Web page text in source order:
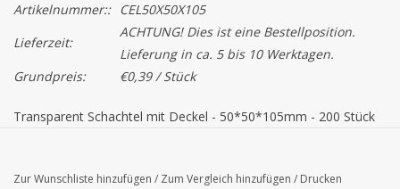
Artikelnummer::
CEL50X50X105
Lieferzeit:
ACHTUNG! Dies ist eine Bestellposition.
Lieferung in ca. 5 bis 10 Werktagen.
Grundpreis:
€0,39 / Stück
Transparent Schachtel mit Deckel - 50*50*105mm - 200 Stück
Achtung!Die Farbe von das Produkt auf dem Bildschirm können
Zur Wunschliste hinzufügen / Zum Vergleich hinzufügen / Drucken